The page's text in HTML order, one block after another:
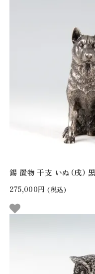
錫 置物 干支 いぬ（戌
275,000円 (税込)